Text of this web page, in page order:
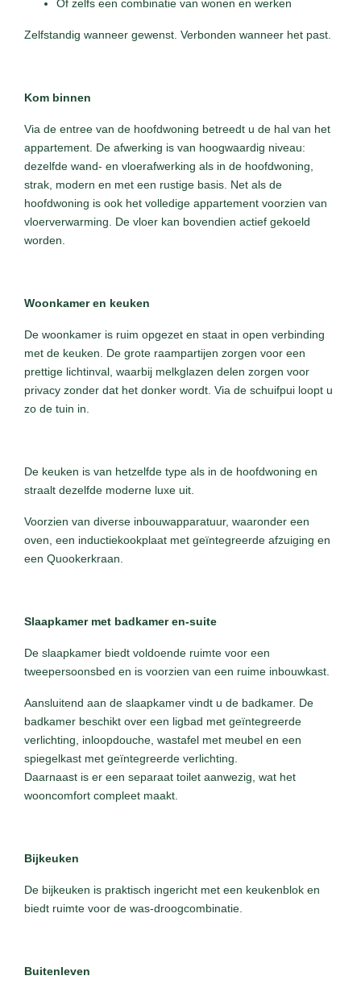
Of zelfs een combinatie van wonen en werken
Zelfstandig wanneer gewenst. Verbonden wanneer het past.
Kom binnen
Via de entree van de hoofdwoning betreedt u de hal van het
appartement. De afwerking is van hoogwaardig niveau:
dezelfde wand- en vloerafwerking als in de hoofdwoning,
strak, modern en met een rustige basis. Net als de
hoofdwoning is ook het volledige appartement voorzien van
vloerverwarming. De vloer kan bovendien actief gekoeld
worden.
Woonkamer en keuken
De woonkamer is ruim opgezet en staat in open verbinding
met de keuken. De grote raampartijen zorgen voor een
prettige lichtinval, waarbij melkglazen delen zorgen voor
privacy zonder dat het donker wordt. Via de schuifpui loopt u
zo de tuin in.
De keuken is van hetzelfde type als in de hoofdwoning en
straalt dezelfde moderne luxe uit.
Voorzien van diverse inbouwapparatuur, waaronder een
oven, een inductiekookplaat met geïntegreerde afzuiging en
een Quookerkraan.
Slaapkamer met badkamer en-suite
De slaapkamer biedt voldoende ruimte voor een
tweepersoonsbed en is voorzien van een ruime inbouwkast.
Aansluitend aan de slaapkamer vindt u de badkamer. De
badkamer beschikt over een ligbad met geïntegreerde
verlichting, inloopdouche, wastafel met meubel en een
spiegelkast met geïntegreerde verlichting.
Daarnaast is er een separaat toilet aanwezig, wat het
wooncomfort compleet maakt.
Bijkeuken
De bijkeuken is praktisch ingericht met een keukenblok en
biedt ruimte voor de was-droogcombinatie.
Buitenleven